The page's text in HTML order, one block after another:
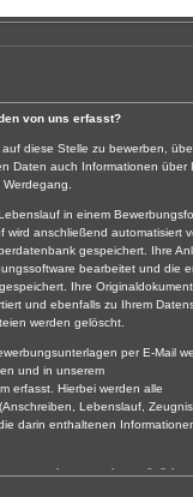
von uns erfasst?
diese Stelle zu bewerben,
Daten auch Informationen über
in einem
wird anschließend automatisiert
gespeichert. Ihre
bearbeitet und die
Ihre
und ebenfalls zu Ihrem
werden gelöscht.
per E-Mail
und in unserem
erfasst. Hierbei werden alle
Lebenslauf,
darin enthaltenen
noch persönlich